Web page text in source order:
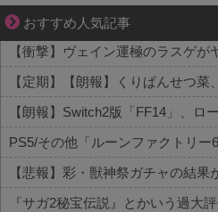
おすすめ人気記事
ぜんぶ私が中心、そう思った瞬間
【衝撃】ヴェイン運極のラスゲが
【悲報】彩・獣神祭ガチャの結
『サガ2秘宝伝説』とかいう過大